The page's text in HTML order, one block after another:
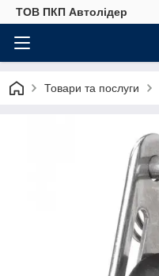
ТОВ ПКП Автолідер
Товари та послуги